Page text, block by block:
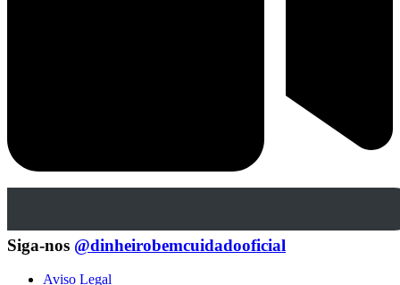
Siga-nos @dinheirobemcuidadooficial
Aviso Legal